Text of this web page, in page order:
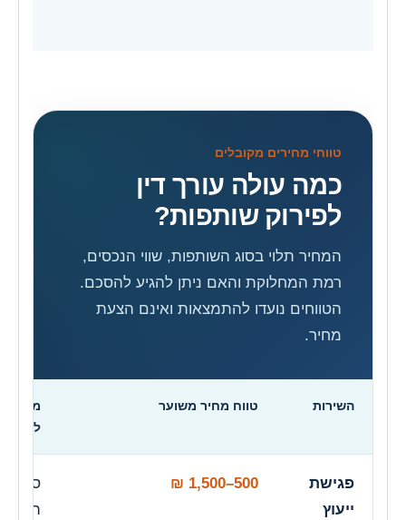
טווחי מחירים מקובלים
כמה עולה עורך דין
לפירוק שותפות?
המחיר תלוי בסוג השותפות, שווי הנכסים,
רמת המחלוקת והאם ניתן להגיע להסכם.
הטווחים נועדו להתמצאות ואינם הצעת
מחיר.
השירות טווח מחיר משוער
מה
להיכלל
פגישת
ייעוץ
500–1,500 ₪
סקירת